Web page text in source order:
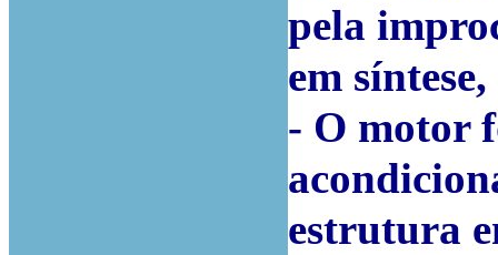
pela
em
- O motor
estrutura